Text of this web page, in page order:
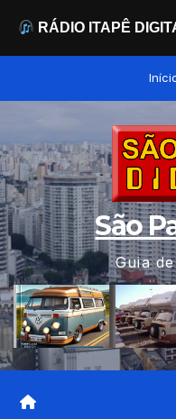
São
Guia
RÁDIO ITAPÊ